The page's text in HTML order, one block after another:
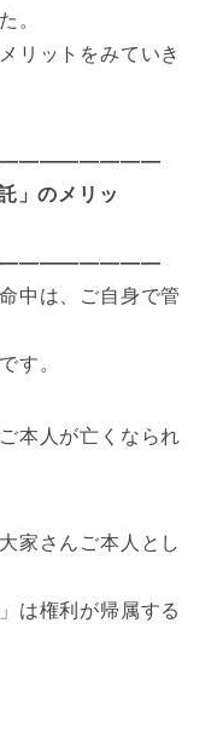
。
リットをみていき
」のメリッ
中は、ご自身で管
す。
本人が亡くなられ
家さんご本人とし
は権利が帰属する